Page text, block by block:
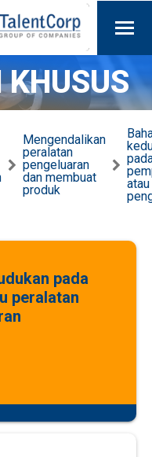
Mengendalikan
peralatan
pengeluaran
dan membuat
produk
pada
peralatan